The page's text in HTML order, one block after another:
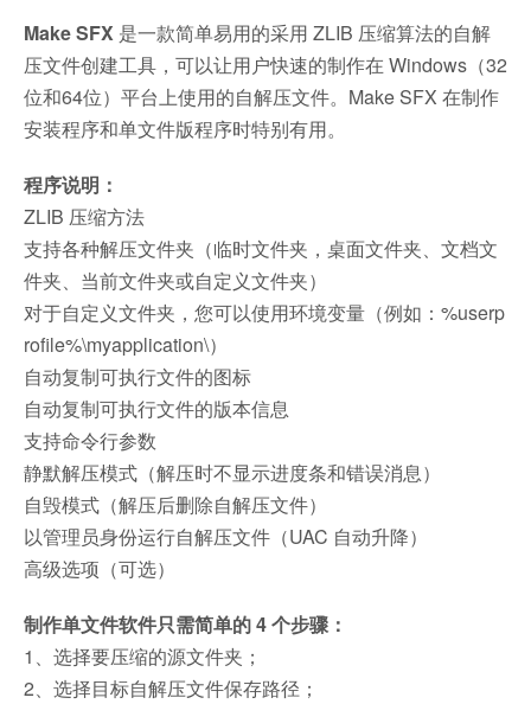
Make SFX 是一款简单易用的采用 ZLIB 压缩算法的自解
压文件创建工具，可以让用户快速的制作在 Windows（32
位和64位）平台上使用的自解压文件。Make SFX 在制作
安装程序和单文件版程序时特别有用。
程序说明：
ZLIB 压缩方法
支持各种解压文件夹（临时文件夹，桌面文件夹、文档文
件夹、当前文件夹或自定义文件夹）
对于自定义文件夹，您可以使用环境变量（例如：%userp
rofile%\myapplication\）
自动复制可执行文件的图标
自动复制可执行文件的版本信息
支持命令行参数
静默解压模式（解压时不显示进度条和错误消息）
自毁模式（解压后删除自解压文件）
以管理员身份运行自解压文件（UAC 自动升降）
高级选项（可选）
制作单文件软件只需简单的 4 个步骤：
1、选择要压缩的源文件夹；
2、选择目标自解压文件保存路径；